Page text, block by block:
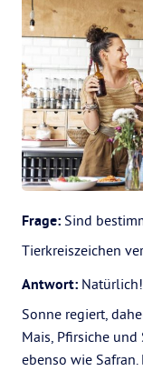
Frage: Sind
Tierkreiszeichen
Antwort:
Sonne regiert,
Mais, Pfirsiche
ebenso wie Safran.